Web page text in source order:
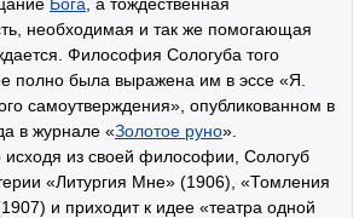
необходимая и так же помогающая
Философия Сологуба того
полно была выражена им в эссе «Я.
самоутверждения», опубликованном в
в журнале «Золотое руно».
исходя из своей философии, Сологуб
«Литургия Мне» (1906), «Томления
и приходит к идее «театра одной